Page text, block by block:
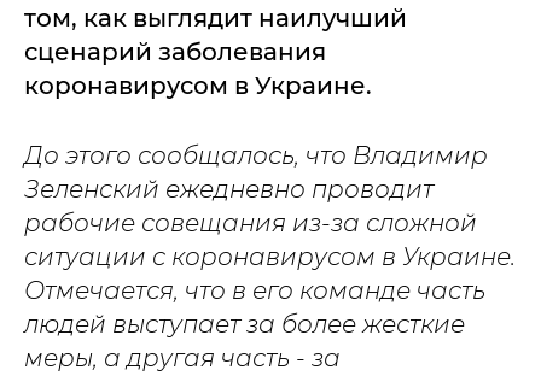
том, как выглядит наилучший
сценарий заболевания
коронавирусом в Украине.
До этого сообщалось, что Владимир
Зеленский ежедневно проводит
рабочие совещания из-за сложной
ситуации с коронавирусом в Украине.
Отмечается, что в его команде часть
людей выступает за более жесткие
меры, а другая часть - за